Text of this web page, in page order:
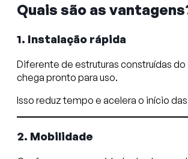
Quais são as
1. Instalação rápida
Diferente de estruturas construídas
chega pronto para uso.
Isso reduz tempo e acelera o início
2. Mobilidade